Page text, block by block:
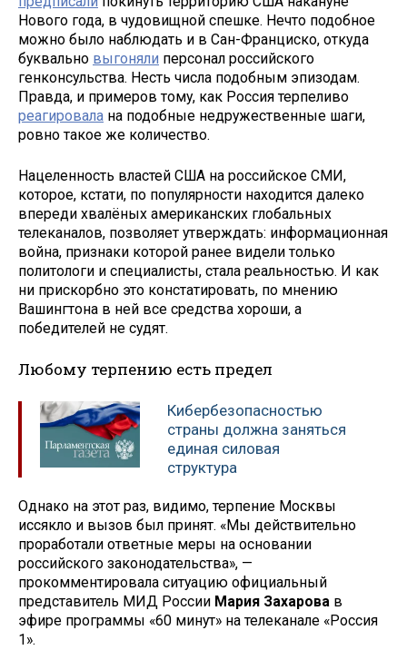
Нового года, в чудовищной спешке. Нечто подобное
можно было наблюдать и в Сан-Франциско, откуда
буквально выгоняли персонал российского
генконсульства. Несть числа подобным эпизодам.
Правда, и примеров тому, как Россия терпеливо
реагировала на подобные недружественные шаги,
ровно такое же количество.
Нацеленность властей США на российское СМИ,
которое, кстати, по популярности находится далеко
впереди хвалёных американских глобальных
телеканалов, позволяет утверждать: информационная
война, признаки которой ранее видели только
политологи и специалисты, стала реальностью. И как
ни прискорбно это констатировать, по мнению
Вашингтона в ней все средства хороши, а
победителей не судят.
Любому терпению есть предел
Кибербезопасностью
страны должна заняться
единая силовая
структура
Однако на этот раз, видимо, терпение Москвы
иссякло и вызов был принят. «Мы действительно
проработали ответные меры на основании
российского законодательства», —
прокомментировала ситуацию официальный
представитель МИД России Мария Захарова в
эфире программы «60 минут» на телеканале «Россия
1».